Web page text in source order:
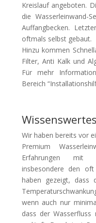
Kreislauf angeboten.
die Wasserleinwand-
Auffangbecken.
oftmals selbst gebaut.
Hinzu kommen
Filter, Anti Kalk und
Für mehr
Bereich
Wissenswertes
Wir haben bereits vor
Premium
Erfahrungen mit
insbesondere den oft
haben gezeigt, dass
wenn auch nur
dass der